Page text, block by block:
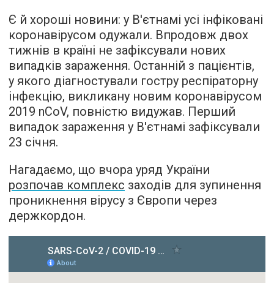
Є й хороші новини: у В'єтнамі усі інфіковані
коронавірусом одужали. Впродовж двох
тижнів в країні не зафіксували нових
випадків зараження. Останній з пацієнтів,
у якого діагностували гостру респіраторну
інфекцію, викликану новим коронавірусом
2019 nCoV, повністю видужав. Перший
випадок зараження у В'єтнамі зафіксували
23 січня.
Нагадаємо, що вчора уряд України
розпочав комплекс заходів для зупинення
проникнення вірусу з Європи через
держкордон.